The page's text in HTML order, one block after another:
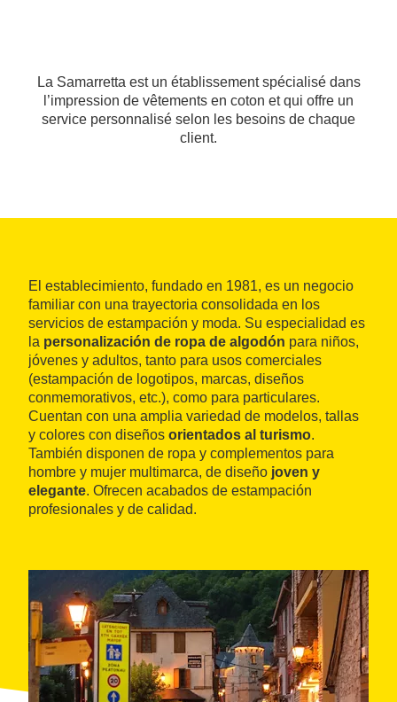
La Samarretta est un établissement spécialisé dans
l’impression de vêtements en coton et qui offre un
service personnalisé selon les besoins de chaque
client.
El establecimiento, fundado en 1981, es un negocio
familiar con una trayectoria consolidada en los
servicios de estampación y moda. Su especialidad es
la personalización de ropa de algodón para niños,
jóvenes y adultos, tanto para usos comerciales
(estampación de logotipos, marcas, diseños
conmemorativos, etc.), como para particulares.
Cuentan con una amplia variedad de modelos, tallas
y colores con diseños orientados al turismo.
También disponen de ropa y complementos para
hombre y mujer multimarca, de diseño joven y
elegante. Ofrecen acabados de estampación
profesionales y de calidad.